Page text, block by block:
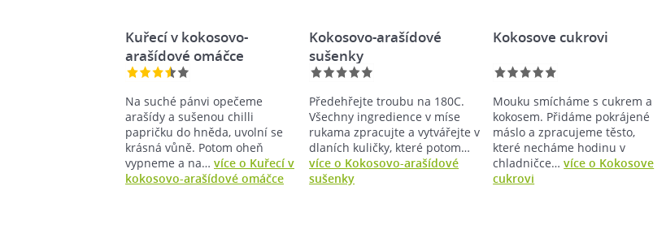
Kuřecí v kokosovo-
arašídové omáčce
Na suché pánvi opečeme
arašídy a sušenou chilli
papričku do hněda, uvolní se
krásná vůně. Potom oheň
vypneme a na… více o Kuřecí v
kokosovo-arašídové omáčce
Kokosovo-arašídové
sušenky
Předehřejte troubu na 180C.
Všechny ingredience v míse
rukama zpracujte a vytvářejte v
dlaních kuličky, které potom…
více o Kokosovo-arašídové
sušenky
Kokosove cukrovi
Mouku smícháme s cukrem a
kokosem. Přidáme pokrájené
máslo a zpracujeme těsto,
které necháme hodinu v
chladničce…více o Kokosove
cukrovi